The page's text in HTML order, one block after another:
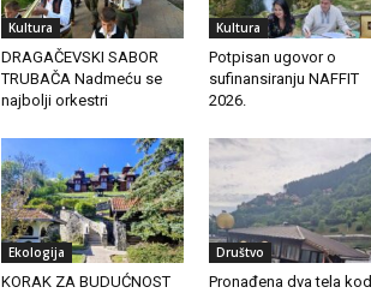
Kultura
DRAGAČEVSKI SABOR
TRUBAČA Nadmeću se
najbolji orkestri
Kultura
Potpisan ugovor o
sufinansiranju NAFFIT
2026.
Ekologija
KORAK ZA BUDUĆNOST
Društvo
Pronađena dva tela kod